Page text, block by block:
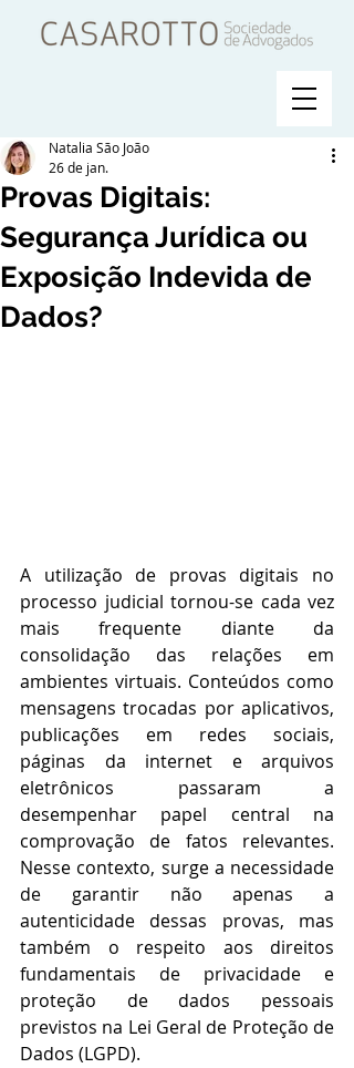
Provas Digitais:
Segurança Jurídica ou
Exposição Indevida de
Dados?
Natalia São João
26 de jan.
A utilização de provas digitais no
processo judicial tornou-se cada vez
mais frequente diante da
consolidação das relações em
ambientes virtuais. Conteúdos como
mensagens trocadas por aplicativos,
publicações em redes sociais,
páginas da internet e arquivos
eletrônicos passaram a
desempenhar papel central na
comprovação de fatos relevantes.
Nesse contexto, surge a necessidade
de garantir não apenas a
autenticidade dessas provas, mas
também o respeito aos direitos
fundamentais de privacidade e
proteção de dados pessoais
previstos na Lei Geral de Proteção de
Dados (LGPD).